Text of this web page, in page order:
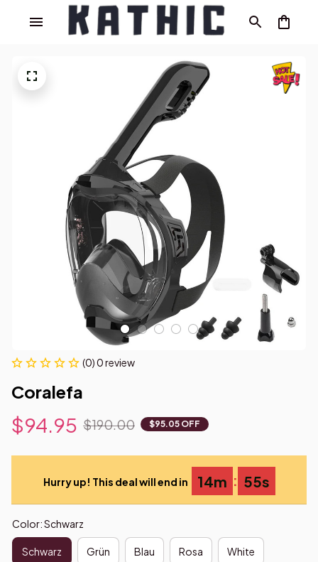
(0) 0 review
Coralefa
$94.95 $190.00 $95.05 OFF
Hurry up! This deal will end in 14m : 54s
Color: Schwarz
Schwarz Grün Blau Rosa White